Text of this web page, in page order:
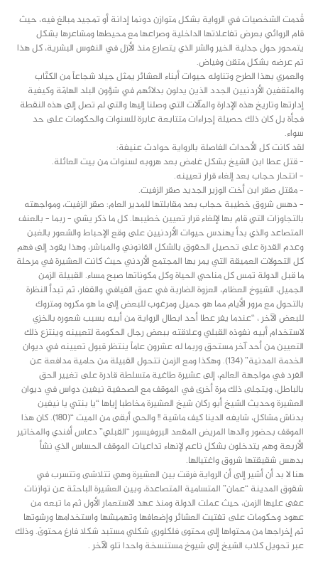
قُدمت الشخصيات في الرواية بشكل متوازن دونما إدانة أو تمجيد مبالغ فيه، حيث
قام الروائي بعرض تفاعلاتها الداخلية وصراعها مع محيطها ومشاعرها بشكل
يتمحور حول جدلية الخير والشر الذي يتصارع منذ الأزل في النفوس البشرية، كل هذا
تم عرضه بشكل متقن وفياض.
والعمري بهذا الطرح وتناوله حيوات أبناء العشائر يمثل جيلا شجاعاً من الكتّاب
والمثقفين الأردنيين الجدد الذين يدلون بدلائهم في شؤون البلد الهامّة وكيفية
إدارتها وتاريخ هذه الإدارة والمآلات التي وصلنا إليها والتي لم تصل إلى هذه النقطة
فجأة بل كان ذلك حصيلة إجراءات متتابعة عابرة للسنوات والحكومات على حد
سواء.
لقد كانت كل الأحداث الفاصلة بالرواية حوادث عنيفة:
– قتل عطا ابن الشيخ بشكل غامض بعد هروبه لسنوات من بيت العائلة.
– انتحار حجاب بعد إلغاء قرار تعيينه.
– مقتل صقر ابن أخت الوزير الجديد صقر الزفيت.
– دهس شروق خطيبة حجاب بعد مقابلتها للمدير العام: صقر الزفيت، ومواجهته
بالتجاوزات التي قام بها لإلغاء قرار تعيين خطيبها. كل ما ذكر يشي – ربما – بالعنف
المتصاعد والذي بدأ يهندس حيوات الأردنيين على وقع الإحباط والشعور بالغبن
وعدم القدرة على تحصيل الحقوق بالشكل القانوني والمباشر، وهذا يقود إلى فهم
كل التحولات العميقة التي يمر بها المجتمع الأردني حيث كانت العشيرة في مرحلة
ما قبل الدولة تمس كل مناحي الحياة وكل مكوناتها صبح مساء. القبيلة الزمن
الجميل، الشيوخ العظام، العزوة الضاربة في عمق الفيافي والقفار، ثم تبدأ النظرة
بالتحول مع مرور الأيام مما هو جميل ومرغوب للبعض إلى ما هو مكروه ومتروك
للبعض الآخر ، “عندما يفر عطا أحد ابطال الرواية من أبيه بسبب شعوره بالخزي
لاستخدام أبيه نفوذه القبلي وعلاقته ببعض رجال الحكومة لتعيينه وينتزع ذلك
التعيين من أحد آخر مستحق وربما له عشرون عاماً ينتظر قبول تعيينه في ديوان
الخدمة المدنية” (١٣٤). وهكذا ومع الزمن تتحول القبيلة من حامية مدافعة عن
الفرد في مواجهة العالم، إلى عشيرة طاغية متسلطة قادرة على تغيير الحق
بالباطل، ويتجلى ذلك مرة أخرى في الموقف مع الصحفية نيفين دواس في ديوان
العشيرة وحديث الشيخ أبو ركان شيخ العشيرة مخاطبا إياها “يا بنتي يا نيفين
بدناش مشاكل، شايفه الدينا كيف ماشية !! والحي أبقى من الميت “(١٨٠). كان هذا
الموقف بحضور والدها المريض المقعد البروفيسور “القبلي” دعاس أفندي والمخاتير
الأربعة وهم يتدخلون بشكل ناعم لإنهاء تداعيات الموقف الحساس الذي نشأ
بدهس شقيقتها شروق واغتيالها.
هنا لا بد أن أشير إلى أن الرواية فرقت بين العشيرة وهي تتلاشى وتتسرب في
شقوق المدينة “عمان” المتسامية المتصاعدة، وبين العشيرة الباحثة عن توازنات
عفى عليها الزمن، حيث عملت الدولة ومنذ عهد الاستعمار الأول ثم ما تبعه من
عهود وحكومات على تفتيت العشائر وإضعافها وتهميشها واستخدامها ورشوتها
ثم إخراجها من محتواها إلى محتوى فلكلوري شكلي مستبد شكلا فارغ محتوىً. وذلك
عبر تحويل كلاب الشيخ إلى شيوخ مستنسخة واحدا تلو الآخر .